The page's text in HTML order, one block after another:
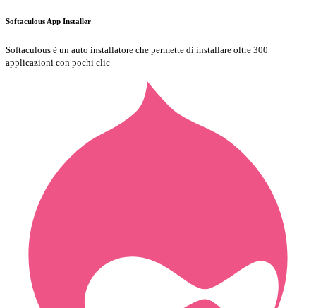
Softaculous App Installer
Softaculous è un auto installatore che permette di installare oltre 300
applicazioni con pochi clic